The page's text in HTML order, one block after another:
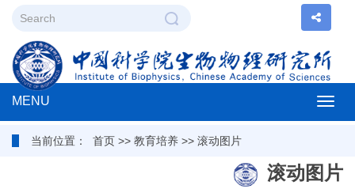
MENU
当前位置： 首页 >> 教育培养 >> 滚动图片
滚动图片